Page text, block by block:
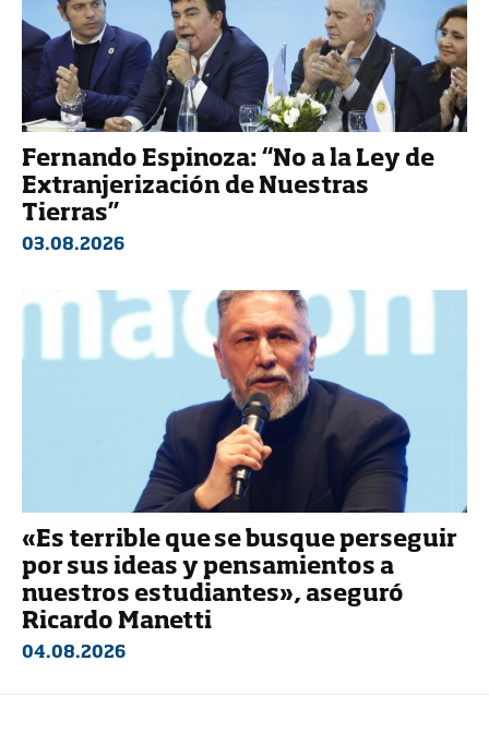
Fernando Espinoza: “No a la Ley de
Extranjerización de Nuestras
Tierras”
03.08.2026
«Es terrible que se busque perseguir
por sus ideas y pensamientos a
nuestros estudiantes», aseguró
Ricardo Manetti
04.08.2026